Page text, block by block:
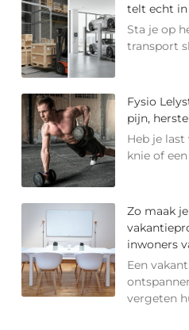
telt echt
Sta je op
transport
Fysio
pijn,
Heb je last
knie of
Zo maak
inwoners
Een
vergeten